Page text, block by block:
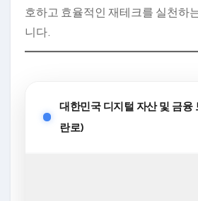
호하고 효율적인 재테크를 실천하
니다.
대한민국 디지털 자산 및 금융
란로)